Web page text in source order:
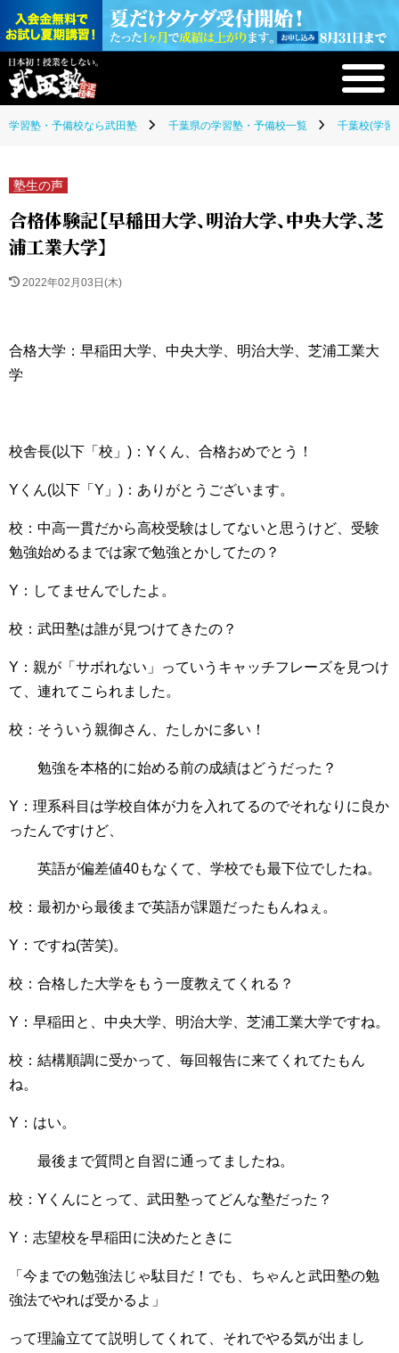
学習塾・予備校なら武田塾 千葉県の学習塾・予備校一覧 千葉校(学習
塾生の声
合格体験記【早稲田大学、明治大学、中央大学、芝
浦工業大学】
2022年02月03日(木)
合格大学：早稲田大学、中央大学、明治大学、芝浦工業大
学
校舎長(以下「校」)：Yくん、合格おめでとう！
Yくん(以下「Y」)：ありがとうございます。
校：中高一貫だから高校受験はしてないと思うけど、受験
勉強始めるまでは家で勉強とかしてたの？
Y：してませんでしたよ。
校：武田塾は誰が見つけてきたの？
Y：親が「サボれない」っていうキャッチフレーズを見つけ
て、連れてこられました。
校：そういう親御さん、たしかに多い！
勉強を本格的に始める前の成績はどうだった？
Y：理系科目は学校自体が力を入れてるのでそれなりに良か
ったんですけど、
英語が偏差値40もなくて、学校でも最下位でしたね。
校：最初から最後まで英語が課題だったもんねぇ。
Y：ですね(苦笑)。
校：合格した大学をもう一度教えてくれる？
Y：早稲田と、中央大学、明治大学、芝浦工業大学ですね。
校：結構順調に受かって、毎回報告に来てくれてたもん
ね。
Y：はい。
最後まで質問と自習に通ってましたね。
校：Yくんにとって、武田塾ってどんな塾だった？
Y：志望校を早稲田に決めたときに
「今までの勉強法じゃ駄目だ！でも、ちゃんと武田塾の勉
強法でやれば受かるよ」
って理論立てて説明してくれて、それでやる気が出まし